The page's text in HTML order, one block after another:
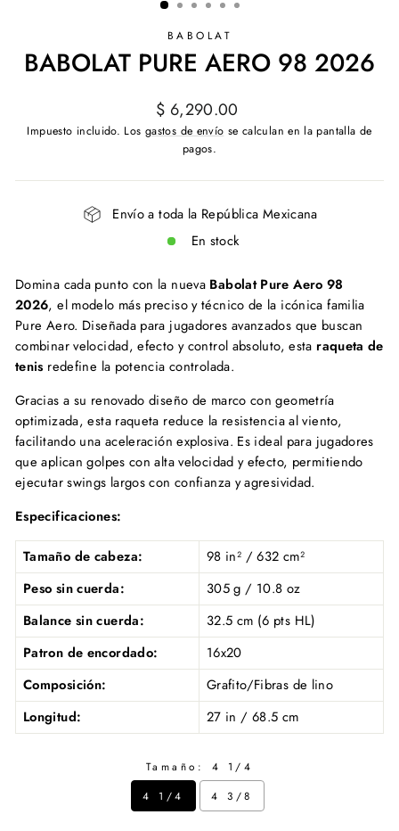
BABOLAT
BABOLAT PURE AERO 98 2026
Precio
habitual
$ 6,290.00
Impuesto incluido. Los gastos de envío se calculan en la pantalla de
pagos.
Envío a toda la República Mexicana
En stock
Domina cada punto con la nueva Babolat Pure Aero 98
2026, el modelo más preciso y técnico de la icónica familia
Pure Aero. Diseñada para jugadores avanzados que buscan
combinar velocidad, efecto y control absoluto, esta raqueta de
tenis redefine la potencia controlada.
Gracias a su renovado diseño de marco con geometría
optimizada, esta raqueta reduce la resistencia al viento,
facilitando una aceleración explosiva. Es ideal para jugadores
que aplican golpes con alta velocidad y efecto, permitiendo
ejecutar swings largos con confianza y agresividad.
Especificaciones:
Tamaño de cabeza:
98 in² / 632 cm²
Peso sin cuerda:
305 g / 10.8 oz
Balance sin cuerda:
32.5 cm (6 pts HL)
Patron de encordado:
16x20
Composición:
Grafito/Fibras de lino
Longitud:
27 in / 68.5 cm
Tamaño:
4 1/4
4 1/4
4 3/8